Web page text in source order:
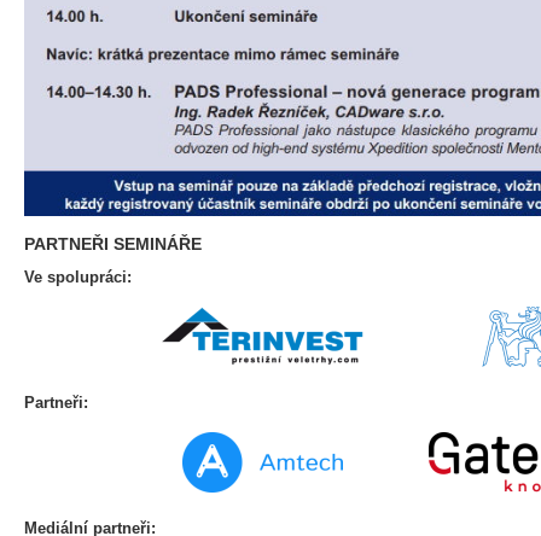
PARTNEŘI SEMINÁŘE
Ve spolupráci:
Partneři:
Mediální partneři: